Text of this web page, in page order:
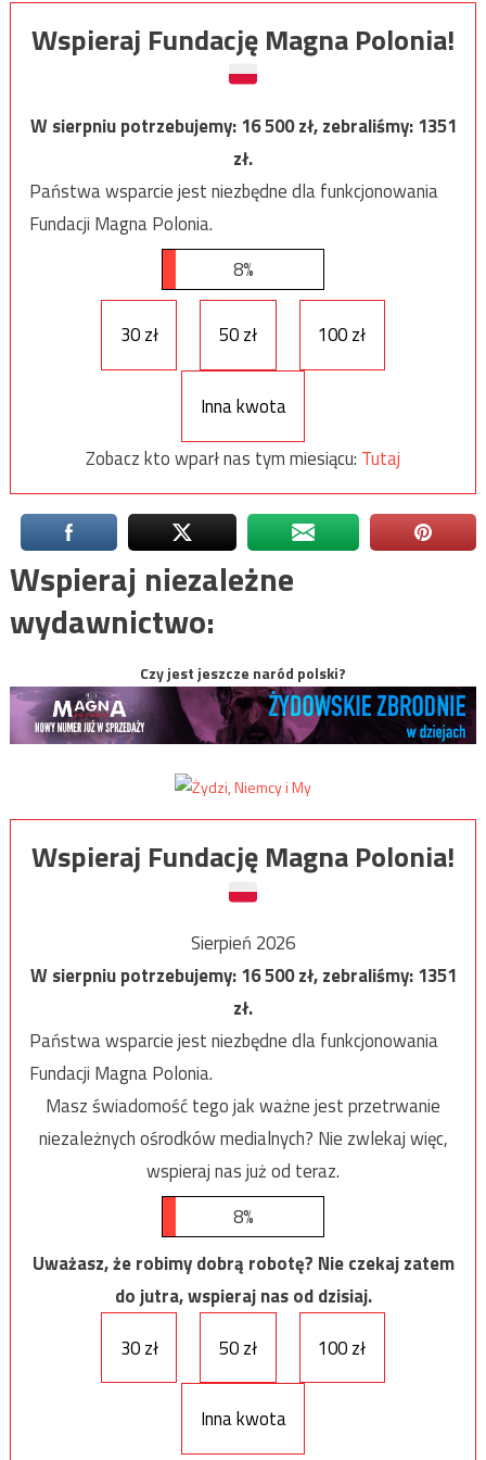
Wspieraj Fundację Magna Polonia!
W sierpniu potrzebujemy:16 500zł, zebraliśmy:1351
zł.
Państwa wsparcie jest niezbędne dla funkcjonowania
Fundacji Magna Polonia.
8%
30 zł 50 zł 100 zł
Inna kwota
Zobacz kto wparł nas tym miesiącu: Tutaj
Wspieraj niezależne
wydawnictwo:
Czy jest jeszcze naród polski?
Wspieraj Fundację Magna Polonia!
Sierpień 2026
W sierpniu potrzebujemy:16 500zł, zebraliśmy:1351
zł.
Państwa wsparcie jest niezbędne dla funkcjonowania
Fundacji Magna Polonia.
Masz świadomość tego jak ważne jest przetrwanie
niezależnych ośrodków medialnych? Nie zwlekaj więc,
wspieraj nas już od teraz.
8%
Uważasz, że robimy dobrą robotę? Nie czekaj zatem
do jutra, wspieraj nas od dzisiaj.
30 zł
50 zł 100 zł
Inna kwota